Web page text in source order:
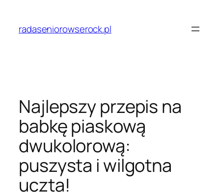
treściradaseniorowserock.pl
Najlepszy przepis na
babkę piaskową
dwukolorową:
puszysta i wilgotna
uczta!